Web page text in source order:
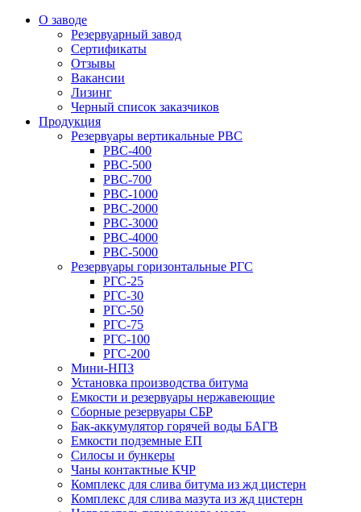
О заводе
Резервуарный завод
Сертификаты
Отзывы
Вакансии
Лизинг
Черный список заказчиков
Продукция
Резервуары вертикальные РВС
РВС-400
РВС-500
РВС-700
РВС-1000
РВС-2000
РВС-3000
РВС-4000
РВС-5000
Резервуары горизонтальные РГС
РГС-25
РГС-30
РГС-50
РГС-75
РГС-100
РГС-200
Мини-НПЗ
Установка производства битума
Емкости и резервуары нержавеющие
Сборные резервуары СБР
Бак-аккумулятор горячей воды БАГВ
Емкости подземные ЕП
Силосы и бункеры
Чаны контактные КЧР
Комплекс для слива битума из жд цистерн
Комплекс для слива мазута из жд цистерн